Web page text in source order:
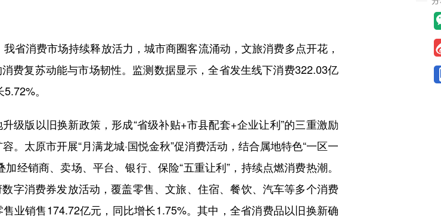
消费市场持续释放活力，城市商圈客流涌动，文旅消费多点开花，
费复苏动能与市场韧性。监测数据显示，全省发生线下消费322.03亿
。
版以旧换新政策，形成“省级补贴+市县配套+企业让利”的三重激励
太原市开展“月满龙城·国悦金秋”促消费活动，结合属地特色“一区一
经销商、卖场、平台、银行、保险“五重让利”，持续点燃消费热潮。
字消费券发放活动，覆盖零售、文旅、住宿、餐饮、汽车等多个消费
业销售174.72亿元，同比增长1.75%。其中，全省消费品以旧换新确